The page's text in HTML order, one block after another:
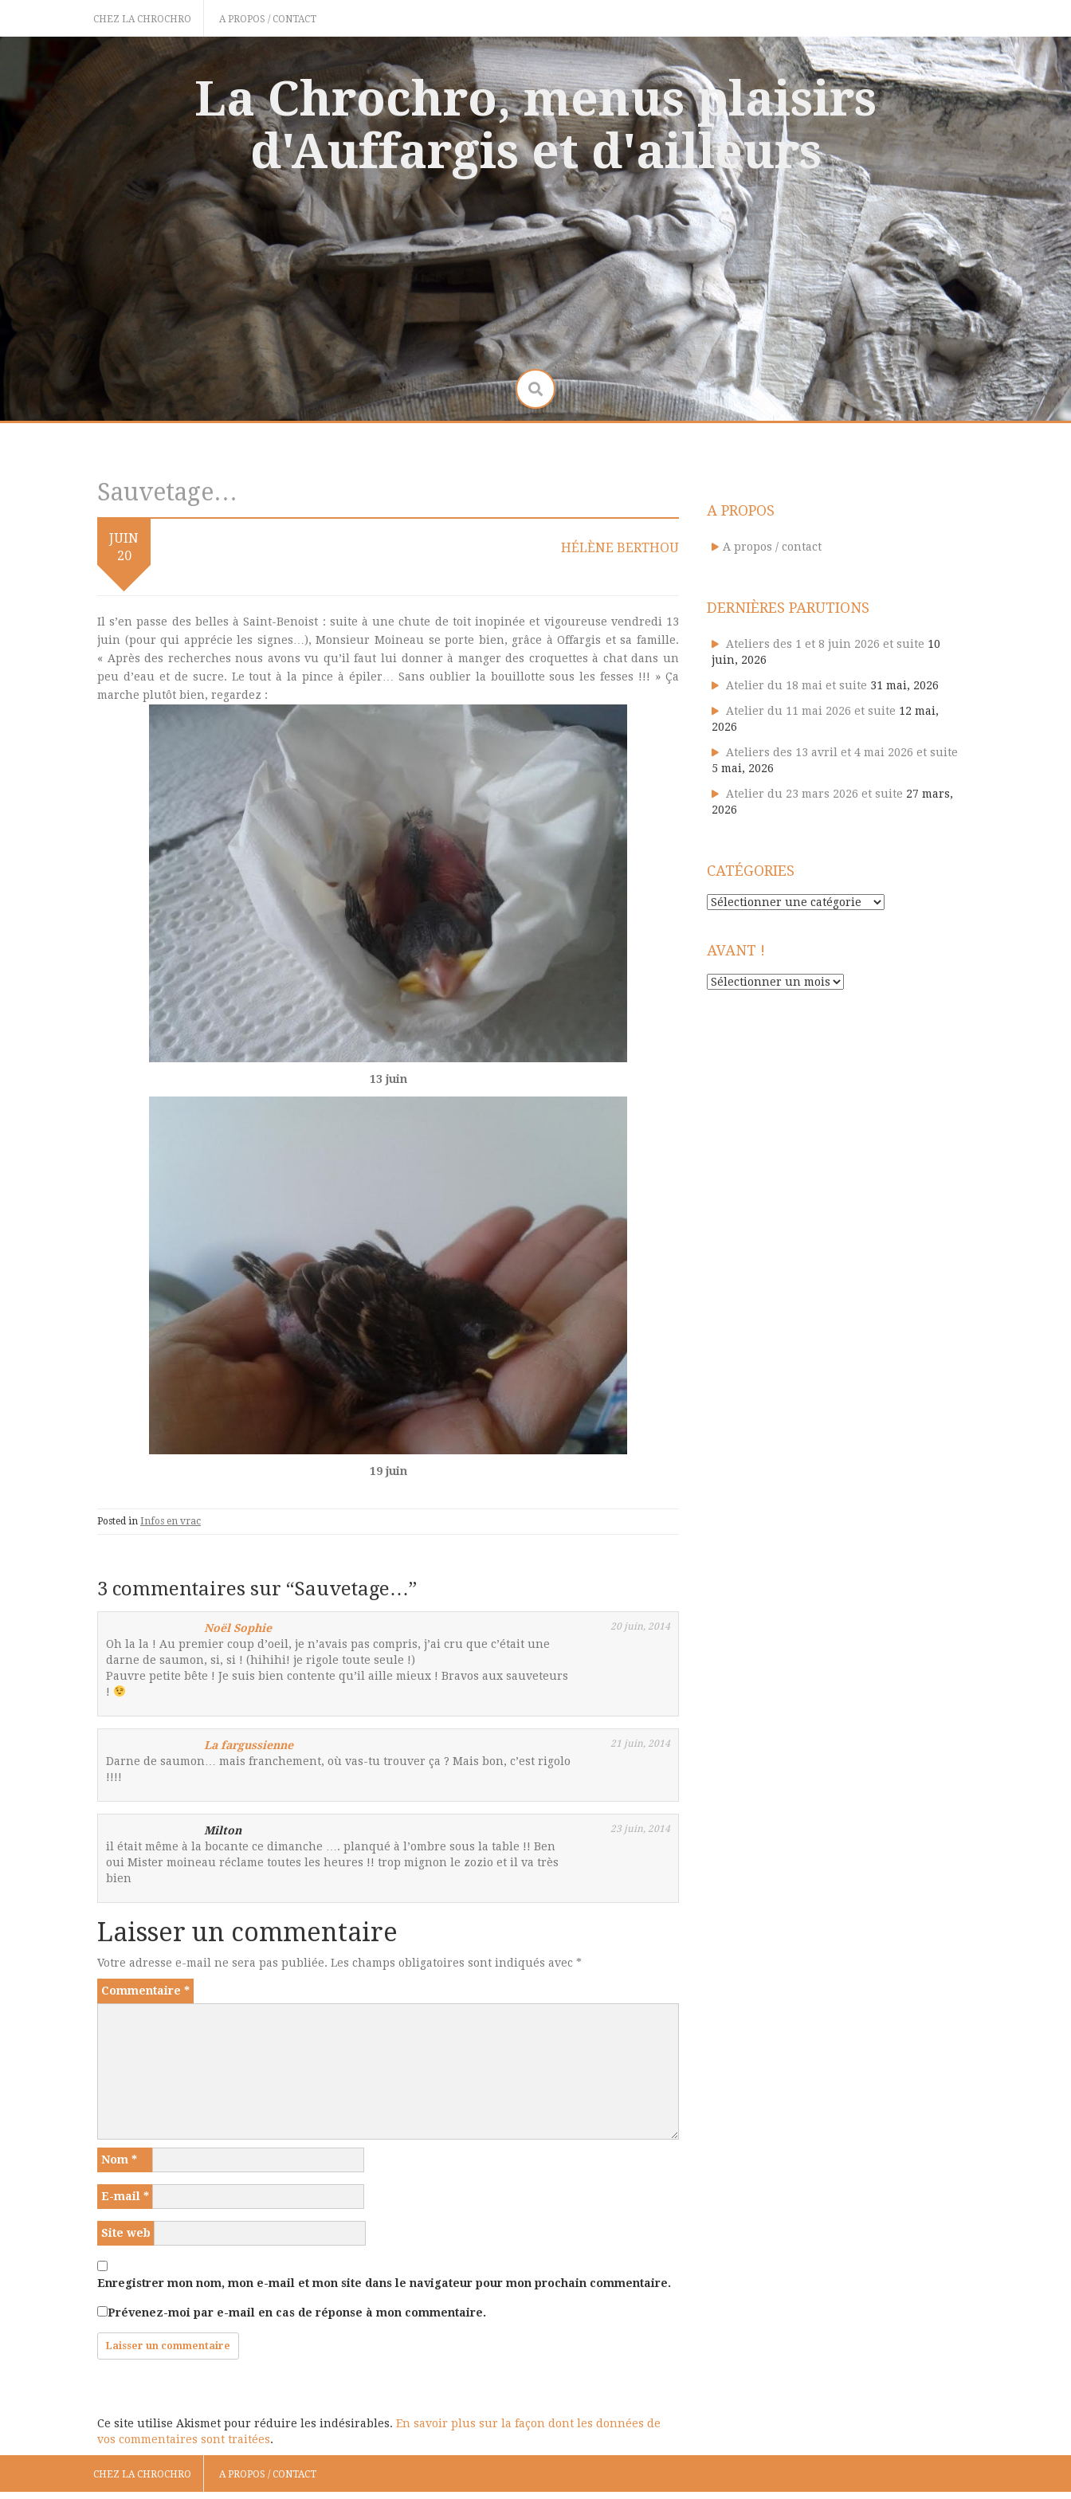
content
CHEZ LA CHROCHRO A PROPOS / CONTACT
La Chrochro, menus plaisirs
d'Auffargis et d'ailleurs
Sauvetage…
JUIN
20
HÉLÈNE BERTHOU
Il s’en passe des belles à Saint-Benoist : suite à une chute de toit inopinée et vigoureuse vendredi 13
juin (pour qui apprécie les signes…), Monsieur Moineau se porte bien, grâce à Offargis et sa famille.
« Après des recherches nous avons vu qu’il faut lui donner à manger des croquettes à chat dans un
peu d’eau et de sucre. Le tout à la pince à épiler… Sans oublier la bouillotte sous les fesses !!! » Ça
marche plutôt bien, regardez :
13 juin
19 juin
Posted in Infos en vrac
3 commentaires sur “Sauvetage…”
Noël Sophie 20 juin, 2014
Oh la la ! Au premier coup d’oeil, je n’avais pas compris, j’ai cru que c’était une
darne de saumon, si, si ! (hihihi! je rigole toute seule !)
Pauvre petite bête ! Je suis bien contente qu’il aille mieux ! Bravos aux sauveteurs
!
La fargussienne 21 juin, 2014
Darne de saumon… mais franchement, où vas-tu trouver ça ? Mais bon, c’est rigolo
!!!!
Milton 23 juin, 2014
il était même à la bocante ce dimanche …. planqué à l’ombre sous la table !! Ben
oui Mister moineau réclame toutes les heures !! trop mignon le zozio et il va très
bien
Laisser un commentaire
Votre adresse e-mail ne sera pas publiée. Les champs obligatoires sont indiqués avec *
Commentaire *
Nom *
E-mail *
Site web
Enregistrer mon nom, mon e-mail et mon site dans le navigateur pour mon prochain commentaire.
Prévenez-moi par e-mail en cas de réponse à mon commentaire.
Ce site utilise Akismet pour réduire les indésirables. En savoir plus sur la façon dont les données de
vos commentaires sont traitées.
A PROPOS
A propos / contact
DERNIÈRES PARUTIONS
Ateliers des 1 et 8 juin 2026 et suite 10
juin, 2026
Atelier du 18 mai et suite 31 mai, 2026
Atelier du 11 mai 2026 et suite 12 mai,
2026
Ateliers des 13 avril et 4 mai 2026 et suite
5 mai, 2026
Atelier du 23 mars 2026 et suite 27 mars,
2026
CATÉGORIES
Catégories
AVANT !
Avant
CHEZ LA CHROCHRO A PROPOS / CONTACT